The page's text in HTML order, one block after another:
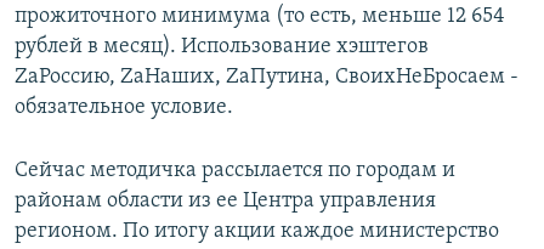
прожиточного минимума (то есть, меньше 12 654
рублей в месяц). Использование хэштегов
ZаРоссию, ZаНаших, ZаПутина, СвоихНеБросаем -
обязательное условие.
Сейчас методичка рассылается по городам и
районам области из ее Центра управления
регионом. По итогу акции каждое министерство